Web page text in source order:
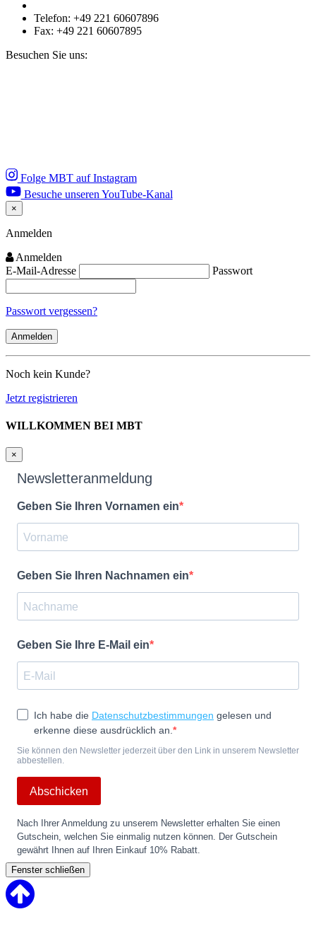
Telefon: +49 221 60607896
Fax: +49 221 60607895
Besuchen Sie uns:
Folge MBT auf Instagram
Besuche unseren YouTube-Kanal
×
Close
Anmelden
Anmelden
E-Mail-Adresse
Passwort
Passwort vergessen?
Noch kein Kunde?
Jetzt registrieren
WILLKOMMEN BEI MBT
×
Newsletteranmeldung
Geben Sie Ihren Vornamen ein
Geben Sie Ihren Nachnamen ein
Geben Sie Ihre E-Mail ein
Ich habe die Datenschutzbestimmungen gelesen und
erkenne diese ausdrücklich an.
Sie können den Newsletter jederzeit über den Link in unserem Newsletter
abbestellen.
Abschicken
Nach Ihrer Anmeldung zu unserem Newsletter erhalten Sie einen
Gutschein, welchen Sie einmalig nutzen können. Der Gutschein
gewährt Ihnen auf Ihren Einkauf 10% Rabatt.
Fenster schließen
to